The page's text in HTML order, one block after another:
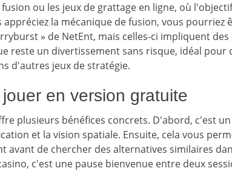
ou les jeux de grattage en ligne, où
appréciez la mécanique de fusion, vous
» de NetEnt, mais celles-ci impliquent
reste un divertissement sans risque, idéal pour
d'autres jeux de stratégie.
en version gratuite
plusieurs bénéfices concrets. D'abord, c'est
et la vision spatiale. Ensuite, cela vous
avant de chercher des alternatives similaires
c'est une pause bienvenue entre deux